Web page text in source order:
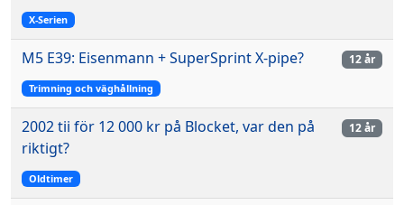
X-Serien
M5 E39: Eisenmann + SuperSprint X-pipe?
Trimning och väghållning
12 år
2002 tii för 12 000 kr på Blocket, var den på
riktigt?
Oldtimer
12 år